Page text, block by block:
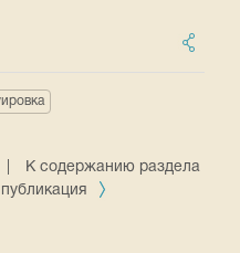
К содержанию раздела